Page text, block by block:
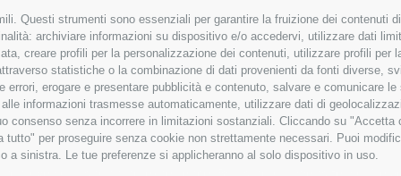
Questi strumenti sono essenziali per garantire la fruizione dei contenuti
archiviare informazioni su dispositivo e/o accedervi, utilizzare dati
creare profili per la personalizzazione dei contenuti, utilizzare profili
statistiche o la combinazione di dati provenienti da fonti diverse,
erogare e presentare pubblicità e contenuto, salvare e comunicare
informazioni trasmesse automaticamente, utilizzare dati di
consenso senza incorrere in limitazioni sostanziali. Cliccando su
per proseguire senza cookie non strettamente necessari. Puoi
a sinistra. Le tue preferenze si applicheranno al solo dispositivo in uso.
Bonifico
Bancario
LIMITATA - VIALE MILANOFIORI, STRADA 4 - PALAZZO A5 20057,